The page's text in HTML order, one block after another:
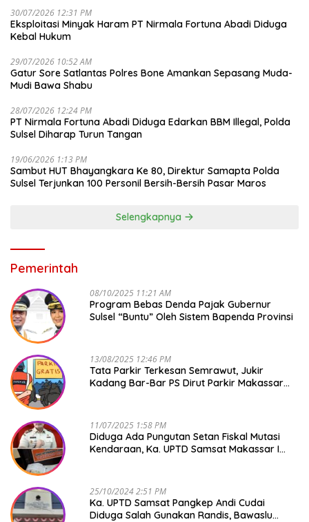
30/07/2026 12:31 PM
Eksploitasi Minyak Haram PT Nirmala Fortuna Abadi Diduga
Kebal Hukum
29/07/2026 10:52 AM
Gatur Sore Satlantas Polres Bone Amankan Sepasang Muda-
Mudi Bawa Shabu
28/07/2026 12:24 PM
PT Nirmala Fortuna Abadi Diduga Edarkan BBM Illegal, Polda
Sulsel Diharap Turun Tangan
19/06/2026 1:13 PM
Sambut HUT Bhayangkara Ke 80, Direktur Samapta Polda
Sulsel Terjunkan 100 Personil Bersih-Bersih Pasar Maros
Selengkapnya
Pemerintah
08/10/2025 11:21 AM
Program Bebas Denda Pajak Gubernur
Sulsel “Buntu” Oleh Sistem Bapenda Provinsi
13/08/2025 12:46 PM
Tata Parkir Terkesan Semrawut, Jukir
Kadang Bar-Bar PS Dirut Parkir Makassar
11/07/2025 1:58 PM
Diduga Ada Pungutan Setan Fiskal Mutasi
Kendaraan, Ka. UPTD Samsat Makassar I
25/10/2024 2:51 PM
Ka. UPTD Samsat Pangkep Andi Cudai
Diduga Salah Gunakan Randis, Bawaslu